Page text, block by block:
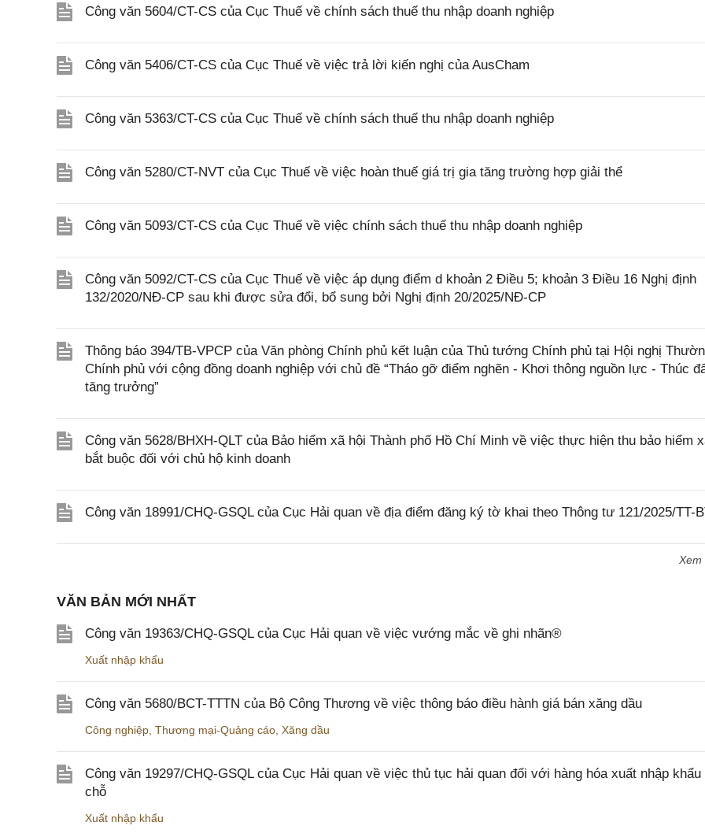
Công văn 5604/CT-CS của Cục Thuế về chính sách thuế thu nhập doanh nghiệp
Công văn 5406/CT-CS của Cục Thuế về việc trả lời kiến nghị của AusCham
Công văn 5363/CT-CS của Cục Thuế về chính sách thuế thu nhập doanh nghiệp
Công văn 5280/CT-NVT của Cục Thuế về việc hoàn thuế giá trị gia tăng trường hợp giải thể
Công văn 5093/CT-CS của Cục Thuế về việc chính sách thuế thu nhập doanh nghiệp
Công văn 5092/CT-CS của Cục Thuế về việc áp dụng điểm d khoản 2 Điều 5; khoản 3 Điều 16 Nghị định
132/2020/NĐ-CP sau khi được sửa đổi, bổ sung bởi Nghị định 20/2025/NĐ-CP
Thông báo 394/TB-VPCP của Văn phòng Chính phủ kết luận của Thủ tướng Chính phủ tại Hội nghị
Chính phủ với cộng đồng doanh nghiệp với chủ đề “Tháo gỡ điểm nghẽn - Khơi thông nguồn lực - Thúc
tăng trưởng”
Công văn 5628/BHXH-QLT của Bảo hiểm xã hội Thành phố Hồ Chí Minh về việc thực hiện thu bảo hiểm
bắt buộc đối với chủ hộ kinh doanh
Công văn 18991/CHQ-GSQL của Cục Hải quan về địa điểm đăng ký tờ khai theo Thông tư 121/2025/TT-
Xem
VĂN BẢN MỚI NHẤT
Công văn 19363/CHQ-GSQL của Cục Hải quan về việc vướng mắc về ghi nhãn®
Xuất nhập khẩu
Công văn 5680/BCT-TTTN của Bộ Công Thương về việc thông báo điều hành giá bán xăng dầu
Công nghiệp Thương mại-Quảng cáo Xăng dầu
Công văn 19297/CHQ-GSQL của Cục Hải quan về việc thủ tục hải quan đối với hàng hóa xuất nhập khẩu
chỗ
Xuất nhập khẩu